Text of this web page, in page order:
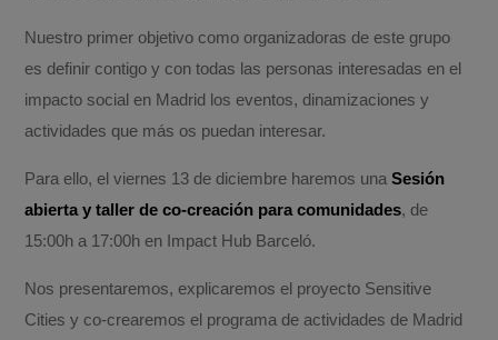
Nuestro primer objetivo como organizadoras de este grupo
es definir contigo y con todas las personas interesadas en el
impacto social en Madrid los eventos, dinamizaciones y
actividades que más os puedan interesar.
Para ello, el viernes 13 de diciembre haremos unaSesión
abierta y taller de co-creación para comunidades, de
15:00h a 17:00h en Impact Hub Barceló.
Nos presentaremos, explicaremos el proyecto Sensitive
Cities y co-crearemos el programa de actividades de Madrid